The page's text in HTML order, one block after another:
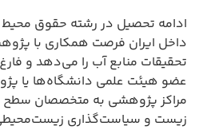
ادامه تحصیل در رشته حقوق
داخل ایران فرصت همکاری با
تحقیقات منابع آب را می‌دهد و
عضو هیئت علمی دانشگاه‌ها یا
مراکز پژوهشی به متخصصان سطح
زیست و سیاست‌گذاری زیست‌محیطی